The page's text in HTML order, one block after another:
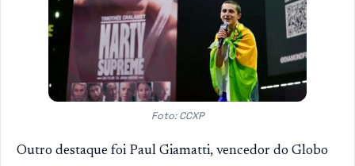
Foto: CCXP
Outro destaque foi Paul Giamatti, vencedor do Globo